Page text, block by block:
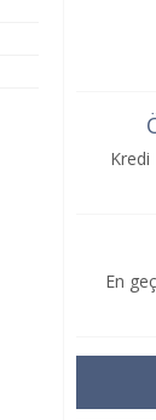
Kredi
En geç